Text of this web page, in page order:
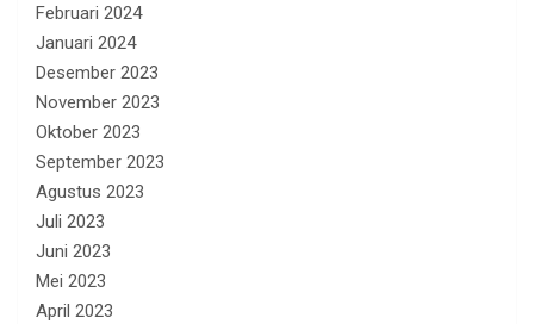
Februari 2024
Januari 2024
Desember 2023
November 2023
Oktober 2023
September 2023
Agustus 2023
Juli 2023
Juni 2023
Mei 2023
April 2023